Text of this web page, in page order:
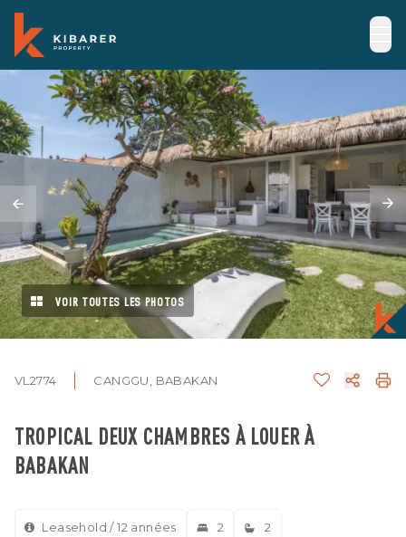
VOIR TOUTES LES PHOTOS
VL2774 CANGGU, BABAKAN
TROPICAL DEUX CHAMBRES À LOUER À
BABAKAN
Leasehold / 12 années 2 2